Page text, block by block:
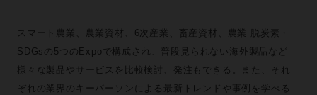
スマート農業、農業資材、6次産業、畜産資材、農業 脱炭素・
SDGsの5つのExpoで構成され、普段見られない海外製品など
様々な製品やサービスを比較検討、発注もできる。また、それ
ぞれの業界のキーパーソンによる最新トレンドや事例を学べる